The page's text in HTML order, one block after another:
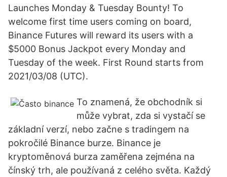
Launches Monday & Tuesday Bounty! To
welcome first time users coming on board,
Binance Futures will reward its users with a
$5000 Bonus Jackpot every Monday and
Tuesday of the week. First Round starts from
2021/03/08 (UTC).
To znamená, že obchodník si
může vybrat, zda si vystačí se
základní verzí, nebo začne s tradingem na
pokročilé Binance burze. Binance je
kryptoměnová burza zaměřena zejména na
čínský trh, ale používaná z celého světa. Každý